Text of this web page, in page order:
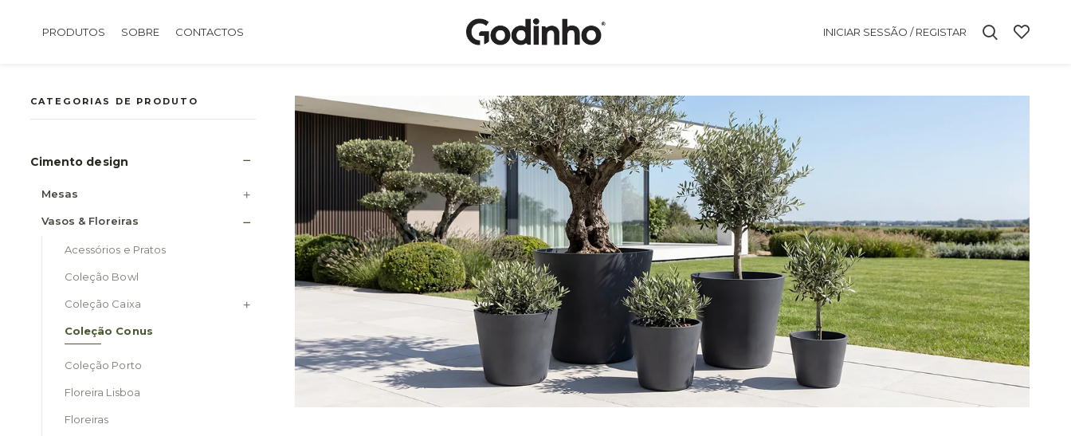
PRODUTOS SOBRE CONTACTOS INICIAR SESSÃO / REGISTAR
CATEGORIAS DE PRODUTO
Cimento design
Mesas
Vasos & Floreiras
Acessórios e Pratos
Coleção Bowl
Coleção Caixa
Coleção Conus
Coleção Porto
Floreira Lisboa
Floreiras